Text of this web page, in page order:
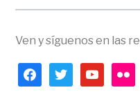
Ven y síguenos en las
facebooktwitteryoutubeflickr